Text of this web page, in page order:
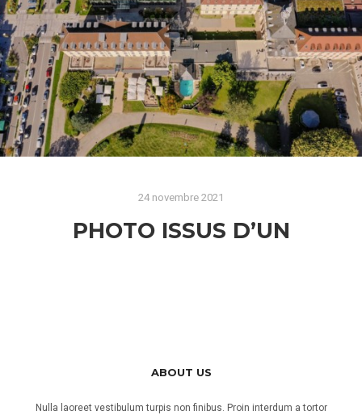
24 novembre 2021
PHOTO ISSUS D’UN
https://utopikphoto.fr/2021/09/24/photographie-
en-hotellerie-et-en-restauration/, voici quelques
ABOUT US
Nulla laoreet vestibulum turpis non finibus. Proin interdum a tortor